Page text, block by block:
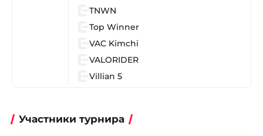
TNWN
Top Winner
VAC Kimchi
VALORIDER
Villian 5
Участники турнира